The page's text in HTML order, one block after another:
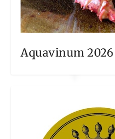
Aquavinum 2026